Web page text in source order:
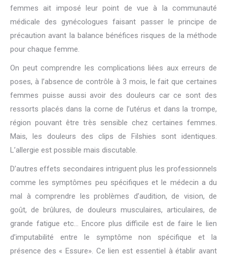
femmes ait imposé leur point de vue à la communauté
médicale des gynécologues faisant passer le principe de
précaution avant la balance bénéfices risques de la méthode
pour chaque femme.
On peut comprendre les complications liées aux erreurs de
poses, à l’absence de contrôle à 3 mois, le fait que certaines
femmes puisse aussi avoir des douleurs car ce sont des
ressorts placés dans la corne de l’utérus et dans la trompe,
région pouvant être très sensible chez certaines femmes.
Mais, les douleurs des clips de Filshies sont identiques.
L’allergie est possible mais discutable.
D’autres effets secondaires intriguent plus les professionnels
comme les symptômes peu spécifiques et le médecin a du
mal à comprendre les problèmes d’audition, de vision, de
goût, de brûlures, de douleurs musculaires, articulaires, de
grande fatigue etc… Encore plus difficile est de faire le lien
d’imputabilité entre le symptôme non spécifique et la
présence des « Essure». Ce lien est essentiel à établir avant